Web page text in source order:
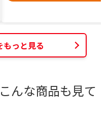
もっと見る
んな商品も見て